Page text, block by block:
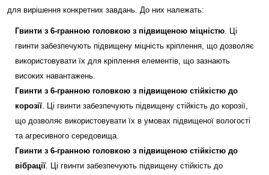
для вирішення конкретних завдань. До них належать:
Гвинти з 6-гранною головкою з підвищеною міцністю . Ці
гвинти забезпечують підвищену міцність кріплення, що дозволяє
використовувати їх для кріплення елементів, що зазнають
високих навантажень.
Гвинти з 6-гранною головкою з підвищеною стійкістю до
корозії . Ці гвинти забезпечують підвищену стійкість до корозії,
що дозволяє використовувати їх в умовах підвищеної вологості
та агресивного середовища.
Гвинти з 6-гранною головкою з підвищеною стійкістю до
вібрації . Ці гвинти забезпечують підвищену стійкість до